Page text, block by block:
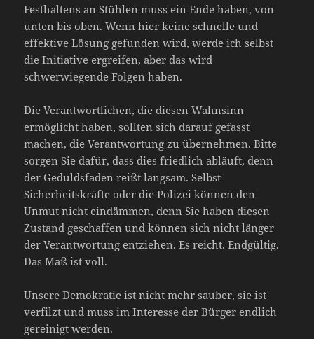
Festhaltens an Stühlen muss ein Ende haben, von
unten bis oben. Wenn hier keine schnelle und
effektive Lösung gefunden wird, werde ich selbst
die Initiative ergreifen, aber das wird
schwerwiegende Folgen haben.
Die Verantwortlichen, die diesen Wahnsinn
ermöglicht haben, sollten sich darauf gefasst
machen, die Verantwortung zu übernehmen. Bitte
sorgen Sie dafür, dass dies friedlich abläuft, denn
der Geduldsfaden reißt langsam. Selbst
Sicherheitskräfte oder die Polizei können den
Unmut nicht eindämmen, denn Sie haben diesen
Zustand geschaffen und können sich nicht länger
der Verantwortung entziehen. Es reicht. Endgültig.
Das Maß ist voll.
Unsere Demokratie ist nicht mehr sauber, sie ist
verfilzt und muss im Interesse der Bürger endlich
gereinigt werden.